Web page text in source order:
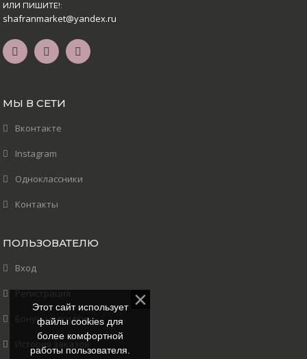
ИЛИ ПИШИТЕ!:
shafranmarket@yandex.ru
МЫ В СЕТИ
Вконтакте
Instagram
Одноклассники
Контакты
ПОЛЬЗОВАТЕЛЮ
Вход
Регистрация
Бонусы и скидки
История заказов
Этот сайт использует
файлы cookies для
более комфортной
работы пользователя.